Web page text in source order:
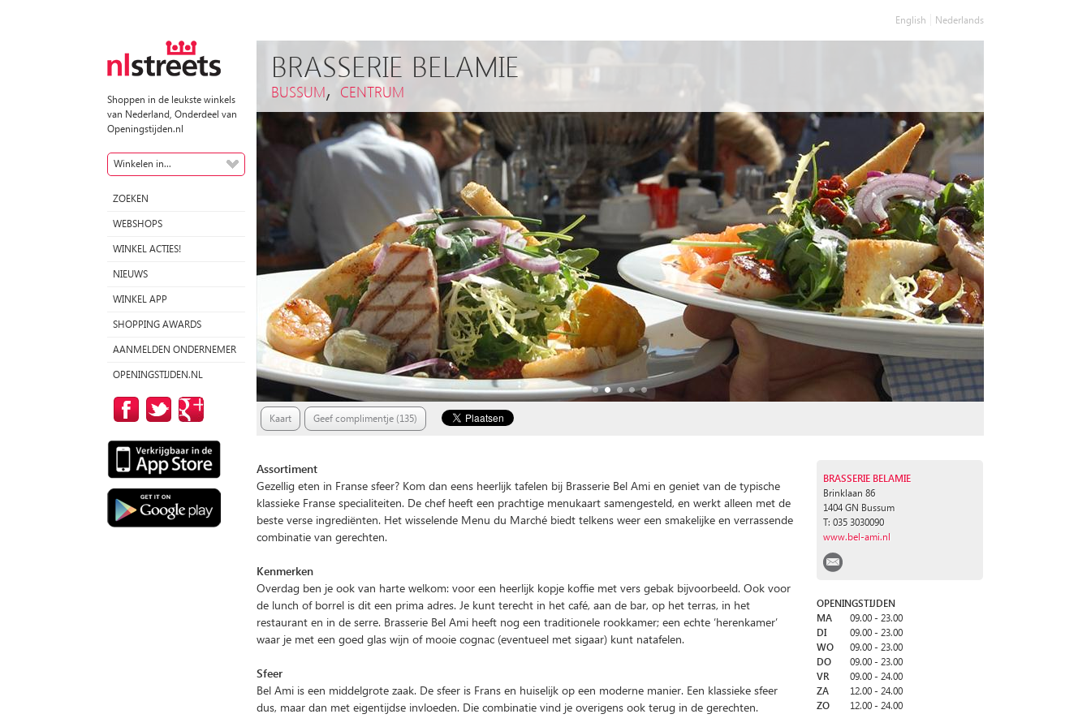
Shoppen in de leukste winkels
van Nederland, Onderdeel van
Openingstijden.nl
Winkelen in...
ZOEKEN
WEBSHOPS
WINKEL ACTIES!
NIEUWS
WINKEL APP
SHOPPING AWARDS
AANMELDEN ONDERNEMER
OPENINGSTIJDEN.NL
English Nederlands
BRASSERIE BELAMIE
BUSSUM,CENTRUM
Do you own this website? OK
Kaart Geef complimentje (135)
Assortiment
Gezellig eten in Franse sfeer? Kom dan eens heerlijk tafelen bij Brasserie Bel Ami en geniet van de typische
klassieke Franse specialiteiten. De chef heeft een prachtige menukaart samengesteld, en werkt alleen met de
beste verse ingrediënten. Het wisselende Menu du Marché biedt telkens weer een smakelijke en verrassende
combinatie van gerechten.
Kenmerken
Overdag ben je ook van harte welkom: voor een heerlijk kopje koffie met vers gebak bijvoorbeeld. Ook voor
de lunch of borrel is dit een prima adres. Je kunt terecht in het café, aan de bar, op het terras, in het
restaurant en in de serre. Brasserie Bel Ami heeft nog een traditionele rookkamer; een echte ‘herenkamer’
waar je met een goed glas wijn of mooie cognac (eventueel met sigaar) kunt natafelen.
Sfeer
Bel Ami is een middelgrote zaak. De sfeer is Frans en huiselijk op een moderne manier. Een klassieke sfeer
dus, maar dan met eigentijdse invloeden. Die combinatie vind je overigens ook terug in de gerechten.
BRASSERIE BELAMIE
Brinklaan 86
1404 GN Bussum
T: 035 3030090
www.bel-ami.nl
OPENINGSTIJDEN
MA
09.00 - 23.00
DI
09.00 - 23.00
WO
09.00 - 23.00
DO
09.00 - 23.00
VR
09.00 - 24.00
ZA
12.00 - 24.00
ZO
12.00 - 24.00